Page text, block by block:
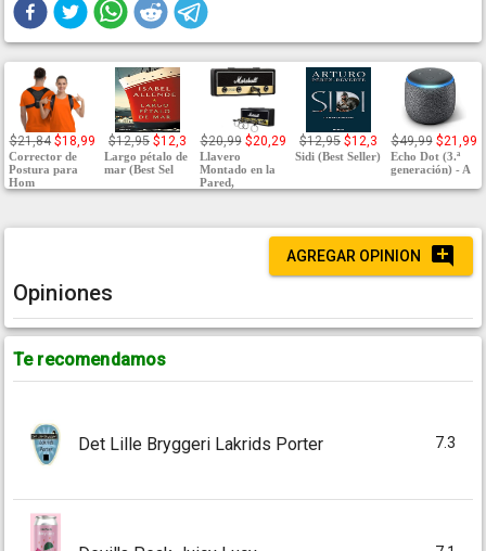
$21,84 $18,99
Corrector de
Postura para
Hom
$12,95 $12,3
Largo pétalo de
mar (Best Sel
$20,99 $20,29
Llavero
Montado en la
Pared,
$12,95 $12,3
Sidi (Best Seller)
$49,99 $21,99
Echo Dot (3.ª
generación) - A
AGREGAR OPINION
Opiniones
Te recomendamos
Det Lille Bryggeri Lakrids Porter 7.3